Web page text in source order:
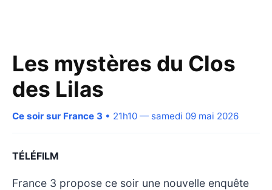
Les mystères du Clos
des Lilas
Ce soir sur France 3 • 21h10 — samedi 09 mai 2026
TÉLÉFILM
France 3 propose ce soir une nouvelle enquête